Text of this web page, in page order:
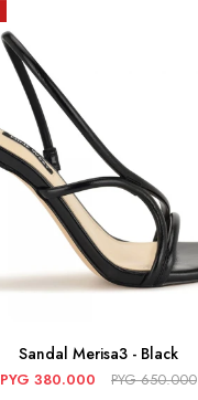
Sandal Merisa3 - Black
PYG 380.000 PYG 650.000